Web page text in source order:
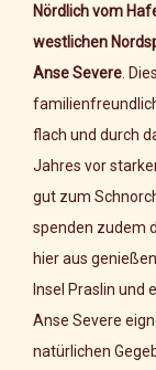
Nördlich vom
westlichen
Anse Severe .
flach und durch
Jahres vor
gut zum
spenden zudem
hier aus
Insel Praslin und
Anse Severe
natürlichen